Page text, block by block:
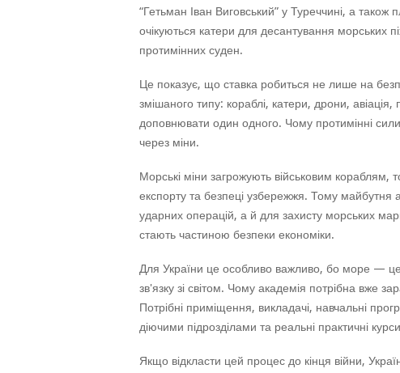
“Гетьман Іван Виговський” у Туреччині, а
очікуються катери для десантування морських
протимінних суден.
Це показує, що ставка робиться не лише на
змішаного типу: кораблі, катери, дрони, авіація,
доповнювати один одного. Чому протимінні
через міни.
Морські міни загрожують військовим
експорту та безпеці узбережжя. Тому майбутня
ударних операцій, а й для захисту морських
стають частиною безпеки економіки.
Для України це особливо важливо, бо море —
зв'язку зі світом. Чому академія потрібна вже
Потрібні приміщення, викладачі, навчальні
діючими підрозділами та реальні практичні
Якщо відкласти цей процес до кінця війни,